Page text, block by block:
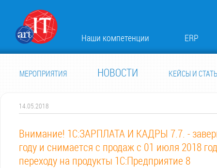
Наши компетенции ERP
МЕРОПРИЯТИЯ НОВОСТИ КЕЙСЫ И
14.05.2018
Внимание! 1С:ЗАРПЛАТА И КАДРЫ 7.7. -
году и снимается с продаж с 01 июля 2018
переходу на продукты 1С:Предприятие 8